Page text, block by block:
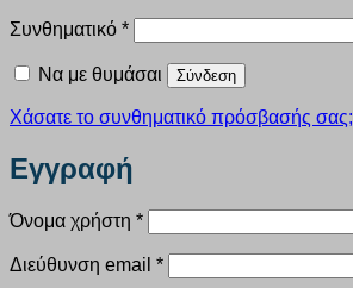
Συνθηματικό *Απαιτείται
Να με θυμάσαι Σύνδεση
Χάσατε το συνθηματικό πρόσβασής σας;
Εγγραφή
Όνομα χρήστη *Απαιτείται
Διεύθυνση email *Απαιτείται